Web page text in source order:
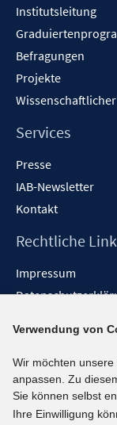
Institutsleitung
Befragungen
Projekte
Services
Presse
IAB-Newsletter
Kontakt
Rechtliche
Impressum
Barrieren melden
Social-Media-
BlueSky
Verwendung von
Wir möchten
anpassen. Zu
Sie können selbst
Ihre Einwilligung